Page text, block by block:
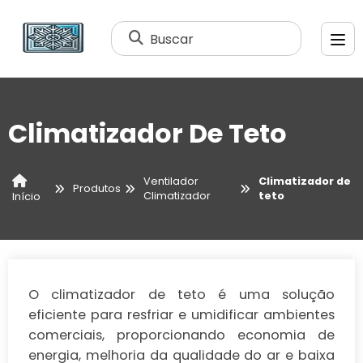
Buscar
Climatizador De Teto
Início
Produtos
Ventilador
Climatizador
Climatizador de
teto
O climatizador de teto é uma solução
eficiente para resfriar e umidificar ambientes
comerciais, proporcionando economia de
energia, melhoria da qualidade do ar e baixa